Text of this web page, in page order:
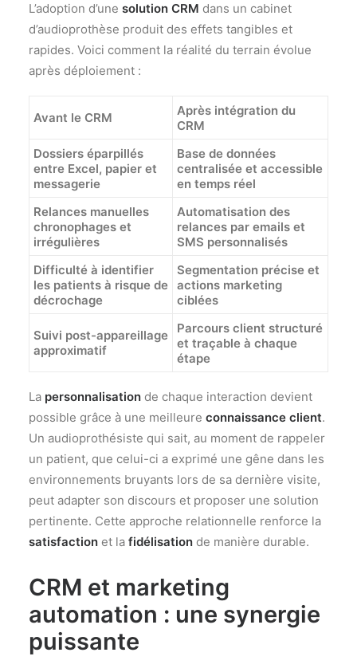
L’adoption d’une solution CRM dans un cabinet
d’audioprothèse produit des effets tangibles et
rapides. Voici comment la réalité du terrain évolue
après déploiement :
Avant le CRM
Après intégration du
CRM
Dossiers éparpillés
entre Excel, papier et
messagerie
Base de données
centralisée et accessible
en temps réel
Relances manuelles
chronophages et
irrégulières
Automatisation des
relances par emails et
SMS personnalisés
Difficulté à identifier
les patients à risque de
décrochage
Segmentation précise et
actions marketing
ciblées
Suivi post-appareillage
approximatif
Parcours client structuré
et traçable à chaque
étape
La personnalisation de chaque interaction devient
possible grâce à une meilleure connaissance client.
Un audioprothésiste qui sait, au moment de rappeler
un patient, que celui-ci a exprimé une gêne dans les
environnements bruyants lors de sa dernière visite,
peut adapter son discours et proposer une solution
pertinente. Cette approche relationnelle renforce la
satisfaction et la fidélisation de manière durable.
CRM et marketing
automation : une synergie
puissante